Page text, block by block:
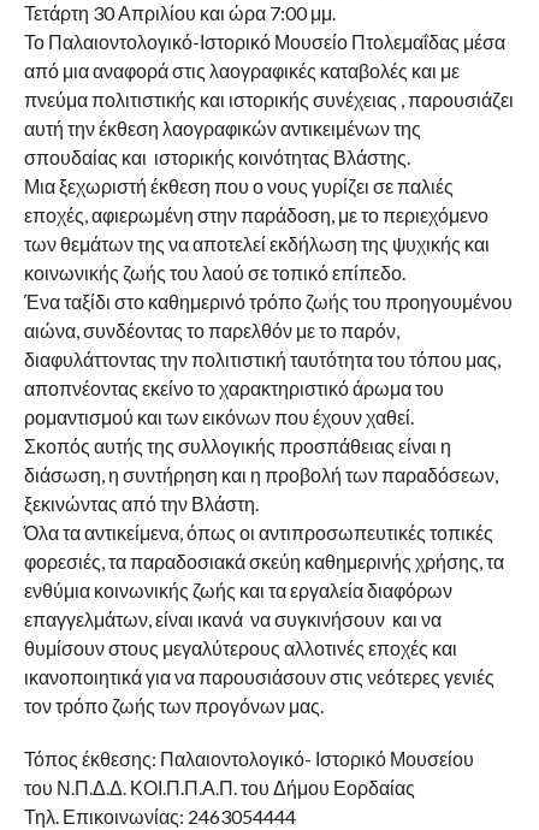
Τετάρτη 30 Απριλίου και ώρα 7:00 μμ.
Το Παλαιοντολογικό-Ιστορικό Μουσείο Πτολεμαΐδας μέσα
από μια αναφορά στις λαογραφικές καταβολές και με
πνεύμα πολιτιστικής και ιστορικής συνέχειας , παρουσιάζει
αυτή την έκθεση λαογραφικών αντικειμένων της
σπουδαίας και ιστορικής κοινότητας Βλάστης.
Μια ξεχωριστή έκθεση που ο νους γυρίζει σε παλιές
εποχές, αφιερωμένη στην παράδοση, με το περιεχόμενο
των θεμάτων της να αποτελεί εκδήλωση της ψυχικής και
κοινωνικής ζωής του λαού σε τοπικό επίπεδο.
Ένα ταξίδι στο καθημερινό τρόπο ζωής του προηγουμένου
αιώνα, συνδέοντας το παρελθόν με το παρόν,
διαφυλάττοντας την πολιτιστική ταυτότητα του τόπου μας,
αποπνέοντας εκείνο το χαρακτηριστικό άρωμα του
ρομαντισμού και των εικόνων που έχουν χαθεί.
Σκοπός αυτής της συλλογικής προσπάθειας είναι η
διάσωση, η συντήρηση και η προβολή των παραδόσεων,
ξεκινώντας από την Βλάστη.
Όλα τα αντικείμενα, όπως οι αντιπροσωπευτικές τοπικές
φορεσιές, τα παραδοσιακά σκεύη καθημερινής χρήσης, τα
ενθύμια κοινωνικής ζωής και τα εργαλεία διαφόρων
επαγγελμάτων, είναι ικανά να συγκινήσουν και να
θυμίσουν στους μεγαλύτερους αλλοτινές εποχές και
ικανοποιητικά για να παρουσιάσουν στις νεότερες γενιές
τον τρόπο ζωής των προγόνων μας.
Τόπος έκθεσης: Παλαιοντολογικό- Ιστορικό Μουσείου
του Ν.Π.Δ.Δ. ΚΟΙ.Π.Π.Α.Π. του Δήμου Εορδαίας
Τηλ. Επικοινωνίας: 2463054444